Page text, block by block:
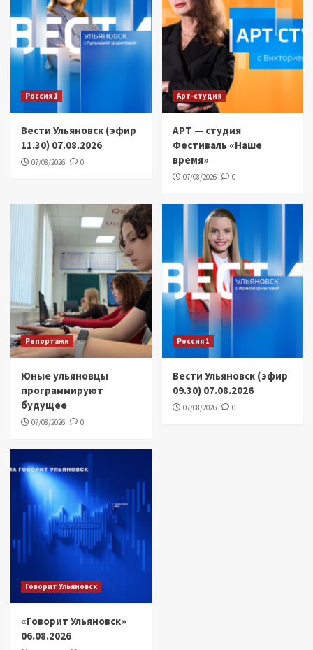
Россия 1
Вести Ульяновск (эфир
11.30) 07.08.2026
07/08/2026 0
Арт-студия
АРТ — студия
Фестиваль «Наше
время»
07/08/2026 0
Репортажи
Юные ульяновцы
программируют
будущее
07/08/2026 0
Россия 1
Вести Ульяновск (эфир
09.30) 07.08.2026
07/08/2026 0
Говорит Ульяновск
«Говорит Ульяновск»
06.08.2026